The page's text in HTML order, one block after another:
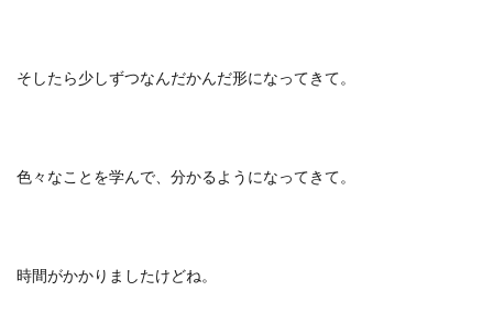
そしたら少しずつなんだかんだ形になってきて。
色々なことを学んで、分かるようになってきて。
時間がかかりましたけどね。